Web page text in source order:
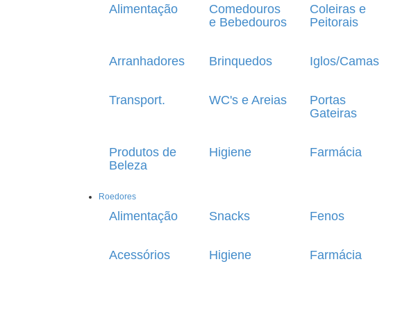
Alimentação
Comedouros
e Bebedouros
Coleiras e
Peitorais
Arranhadores Brinquedos Iglos/Camas
Transport. WC's e Areias
Portas
Gateiras
Produtos de
Beleza
Higiene Farmácia
Roedores
Alimentação Snacks Fenos
Acessórios Higiene Farmácia